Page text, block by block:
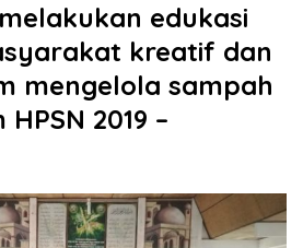
edukasi
kreatif dan
mengelola sampah
2019 –